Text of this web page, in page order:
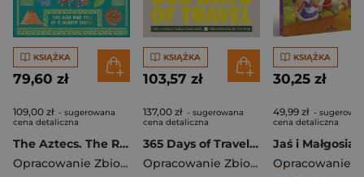
KSIĄŻKA
79,60 zł
109,00 zł - sugerowana
cena detaliczna
The Aztecs. The Rise and Fall of a Mighty Empire
Opracowanie Zbiorowe
KSIĄŻKA
103,57 zł
137,00 zł - sugerowana
cena detaliczna
365 Days of Travel. Lonely Planet
Opracowanie Zbiorowe
KSIĄŻKA
30,25 zł
49,99 zł -
cena detaliczna
Jaś i Małgosia